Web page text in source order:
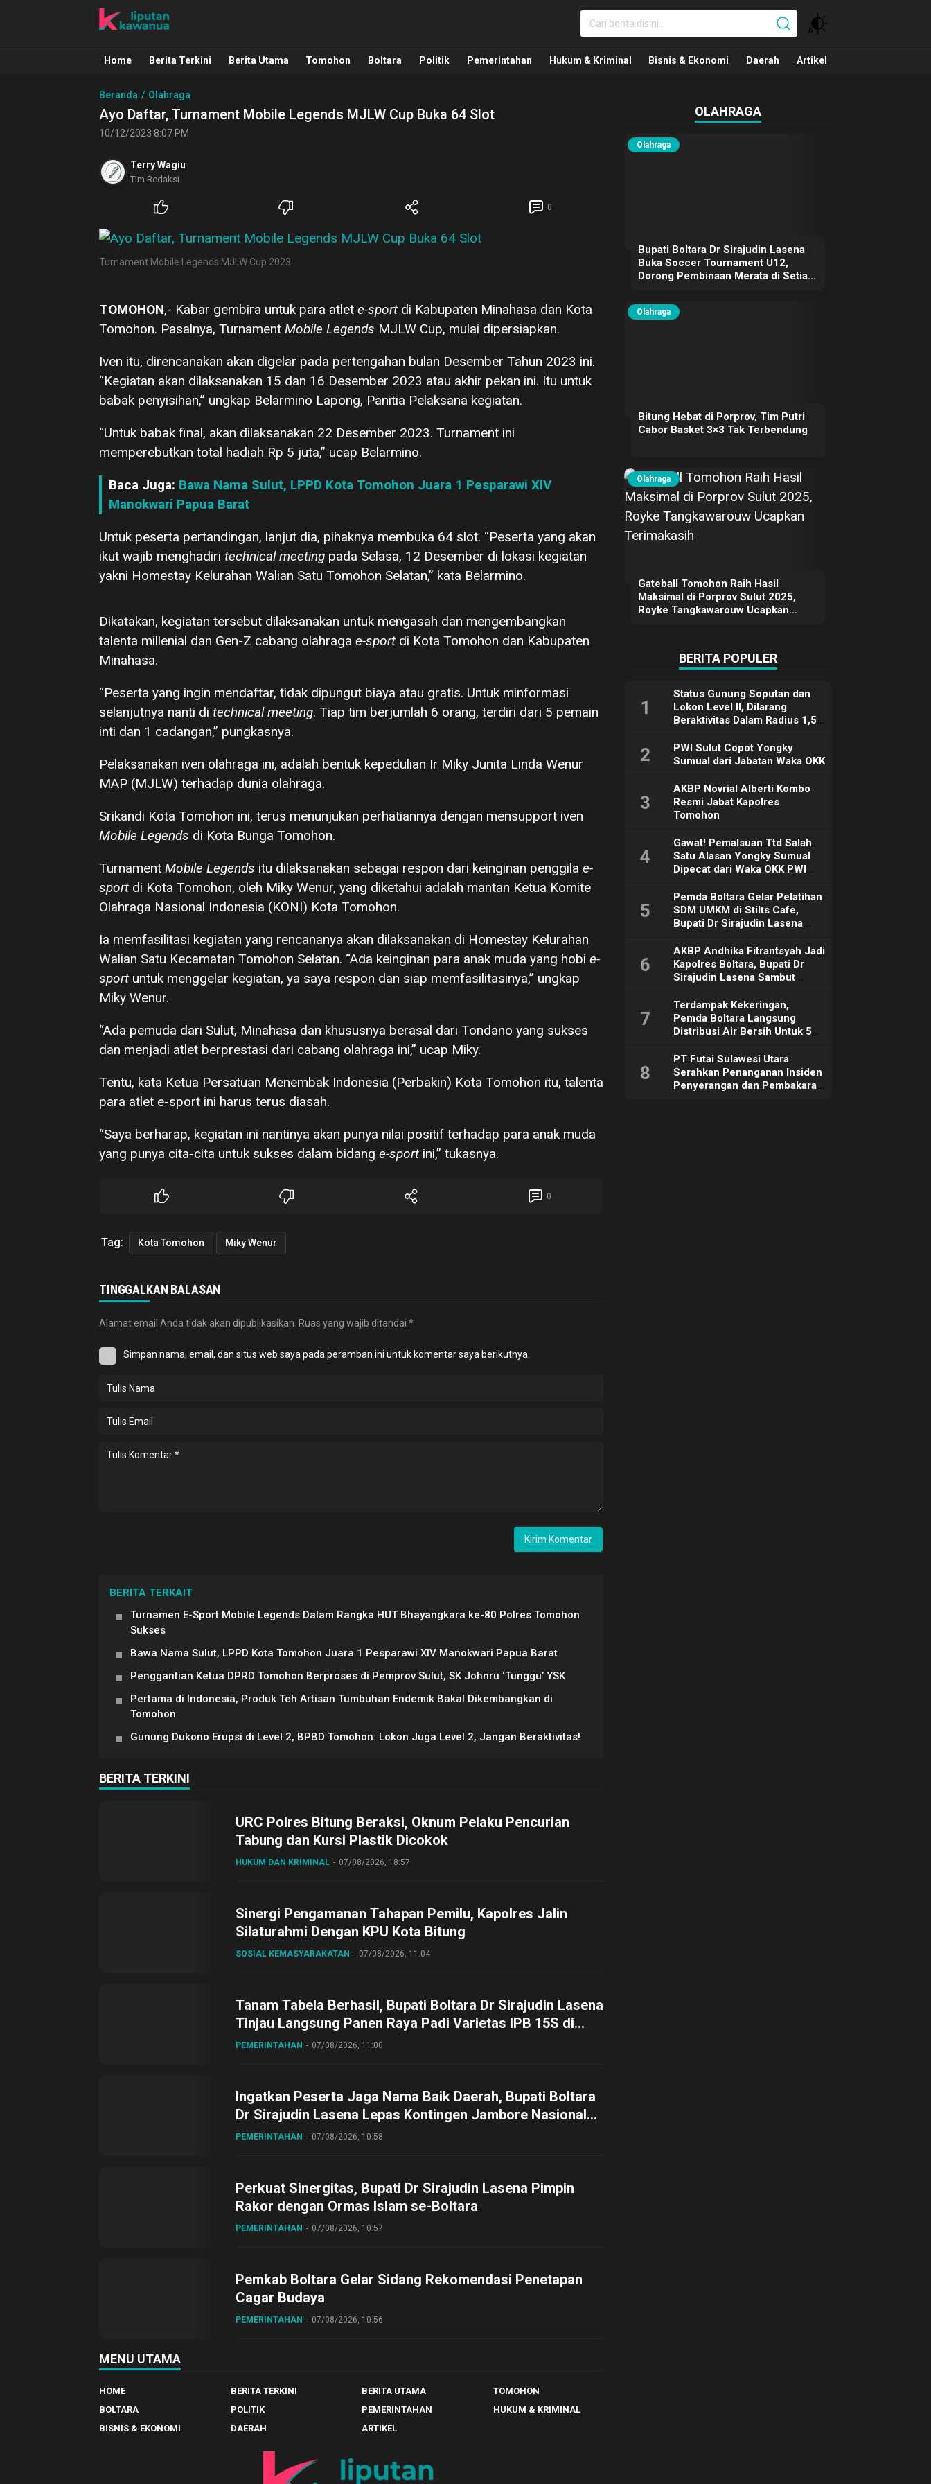
Liputan Kawanua
Berita Manado, Sulawesi Utara, Kawanua, Politik, Pemerintahan, Hukum Kriminal dan Nasional
Home Berita Terkini Berita Utama Tomohon Boltara Politik Pemerintahan Hukum & Kriminal Bisnis & Ekonomi Daerah Artikel
Beranda Olahraga
Ayo Daftar, Turnament Mobile Legends MJLW Cup Buka 64 Slot
10/12/2023 8:07 PM
Terry Wagiu
Tim Redaksi
0
Turnament Mobile Legends MJLW Cup 2023
TOMOHON,- Kabar gembira untuk para atlet e-sport di Kabupaten Minahasa dan Kota
Tomohon. Pasalnya, Turnament Mobile Legends MJLW Cup, mulai dipersiapkan.
Iven itu, direncanakan akan digelar pada pertengahan bulan Desember Tahun 2023 ini.
“Kegiatan akan dilaksanakan 15 dan 16 Desember 2023 atau akhir pekan ini. Itu untuk
babak penyisihan,” ungkap Belarmino Lapong, Panitia Pelaksana kegiatan.
“Untuk babak final, akan dilaksanakan 22 Desember 2023. Turnament ini
memperebutkan total hadiah Rp 5 juta,” ucap Belarmino.
Baca Juga: Bawa Nama Sulut, LPPD Kota Tomohon Juara 1 Pesparawi XIV
Manokwari Papua Barat
Untuk peserta pertandingan, lanjut dia, pihaknya membuka 64 slot. “Peserta yang akan
ikut wajib menghadiri technical meeting pada Selasa, 12 Desember di lokasi kegiatan
yakni Homestay Kelurahan Walian Satu Tomohon Selatan,” kata Belarmino.
Dikatakan, kegiatan tersebut dilaksanakan untuk mengasah dan mengembangkan
talenta millenial dan Gen-Z cabang olahraga e-sport di Kota Tomohon dan Kabupaten
Minahasa.
“Peserta yang ingin mendaftar, tidak dipungut biaya atau gratis. Untuk minformasi
selanjutnya nanti di technical meeting. Tiap tim berjumlah 6 orang, terdiri dari 5 pemain
inti dan 1 cadangan,” pungkasnya.
Pelaksanakan iven olahraga ini, adalah bentuk kepedulian Ir Miky Junita Linda Wenur
MAP (MJLW) terhadap dunia olahraga.
Srikandi Kota Tomohon ini, terus menunjukan perhatiannya dengan mensupport iven
Mobile Legends di Kota Bunga Tomohon.
Turnament Mobile Legends itu dilaksanakan sebagai respon dari keinginan penggila e-
sport di Kota Tomohon, oleh Miky Wenur, yang diketahui adalah mantan Ketua Komite
Olahraga Nasional Indonesia (KONI) Kota Tomohon.
Ia memfasilitasi kegiatan yang rencananya akan dilaksanakan di Homestay Kelurahan
Walian Satu Kecamatan Tomohon Selatan. “Ada keinginan para anak muda yang hobi e-
sport untuk menggelar kegiatan, ya saya respon dan siap memfasilitasinya,” ungkap
Miky Wenur.
“Ada pemuda dari Sulut, Minahasa dan khususnya berasal dari Tondano yang sukses
dan menjadi atlet berprestasi dari cabang olahraga ini,” ucap Miky.
Tentu, kata Ketua Persatuan Menembak Indonesia (Perbakin) Kota Tomohon itu, talenta
para atlet e-sport ini harus terus diasah.
“Saya berharap, kegiatan ini nantinya akan punya nilai positif terhadap para anak muda
yang punya cita-cita untuk sukses dalam bidang e-sport ini,” tukasnya.
0
Tag: Kota Tomohon Miky Wenur
TINGGALKAN BALASAN
Alamat email Anda tidak akan dipublikasikan. Ruas yang wajib ditandai *
Simpan nama, email, dan situs web saya pada peramban ini untuk komentar saya berikutnya.
BERITA TERKAIT
Turnamen E-Sport Mobile Legends Dalam Rangka HUT Bhayangkara ke-80 Polres Tomohon
Sukses
Bawa Nama Sulut, LPPD Kota Tomohon Juara 1 Pesparawi XIV Manokwari Papua Barat
Penggantian Ketua DPRD Tomohon Berproses di Pemprov Sulut, SK Johnru ‘Tunggu’ YSK
Pertama di Indonesia, Produk Teh Artisan Tumbuhan Endemik Bakal Dikembangkan di
Tomohon
Gunung Dukono Erupsi di Level 2, BPBD Tomohon: Lokon Juga Level 2, Jangan Beraktivitas!
BERITA TERKINI
URC Polres Bitung Beraksi, Oknum Pelaku Pencurian
Tabung dan Kursi Plastik Dicokok
HUKUM DAN KRIMINAL 07/08/2026, 18:57
Sinergi Pengamanan Tahapan Pemilu, Kapolres Jalin
Silaturahmi Dengan KPU Kota Bitung
SOSIAL KEMASYARAKATAN 07/08/2026, 11:04
Tanam Tabela Berhasil, Bupati Boltara Dr Sirajudin Lasena
Tinjau Langsung Panen Raya Padi Varietas IPB 15S di
Desa Gihang
PEMERINTAHAN 07/08/2026, 11:00
Ingatkan Peserta Jaga Nama Baik Daerah, Bupati Boltara
Dr Sirajudin Lasena Lepas Kontingen Jambore Nasional
ke XII di Buperta Cibubur
PEMERINTAHAN 07/08/2026, 10:58
Perkuat Sinergitas, Bupati Dr Sirajudin Lasena Pimpin
Rakor dengan Ormas Islam se-Boltara
PEMERINTAHAN 07/08/2026, 10:57
Pemkab Boltara Gelar Sidang Rekomendasi Penetapan
Cagar Budaya
PEMERINTAHAN 07/08/2026, 10:56
MENU UTAMA
HOME BERITA TERKINI BERITA UTAMA
TOMOHON
BOLTARA
POLITIK PEMERINTAHAN
HUKUM & KRIMINAL
BISNIS & EKONOMI
DAERAH ARTIKEL
OLAHRAGA
Olahraga
Bupati Boltara Dr Sirajudin Lasena
Buka Soccer Tournament U12,
Dorong Pembinaan Merata di Setiap
Olahraga
Bitung Hebat di Porprov, Tim Putri
Cabor Basket 3×3 Tak Terbendung
Olahraga
Gateball Tomohon Raih Hasil
Maksimal di Porprov Sulut 2025,
Royke Tangkawarouw Ucapkan
BERITA POPULER
1
Status Gunung Soputan dan
Lokon Level II, Dilarang
Beraktivitas Dalam Radius 1,5
2
PWI Sulut Copot Yongky
Sumual dari Jabatan Waka OKK
3
AKBP Novrial Alberti Kombo
Resmi Jabat Kapolres
Tomohon
4
Gawat! Pemalsuan Ttd Salah
Satu Alasan Yongky Sumual
Dipecat dari Waka OKK PWI
5
Pemda Boltara Gelar Pelatihan
SDM UMKM di Stilts Cafe,
Bupati Dr Sirajudin Lasena
Dorong Ekonomi Daerah
6
AKBP Andhika Fitrantsyah Jadi
Kapolres Boltara, Bupati Dr
Sirajudin Lasena Sambut
7
Terdampak Kekeringan,
Pemda Boltara Langsung
Distribusi Air Bersih Untuk 50
8
PT Futai Sulawesi Utara
Serahkan Penanganan Insiden
Penyerangan dan Pembakaran